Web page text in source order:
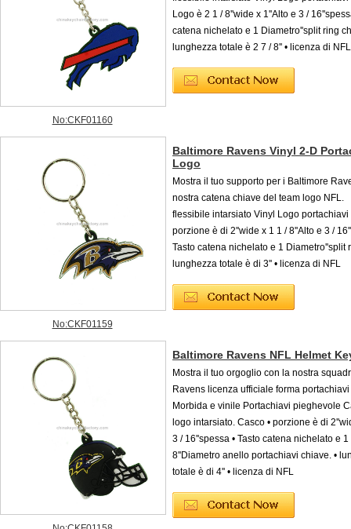
No:CKF01160
Logo è 2 1 / 8''wide x 1''Alto e 3 /
catena nichelato e 1 Diametro''split ring
lunghezza totale è 2 7 / 8'' • licenza di NFL
No:CKF01159
Baltimore Ravens Vinyl 2-D
Logo
Mostra il tuo supporto per i Baltimore
nostra catena chiave del team logo NFL.
flessibile intarsiato Vinyl Logo portachiavi
porzione è di 2''wide x 1 1 / 8''Alto e 3 /
Tasto catena nichelato e 1 Diametro''split
lunghezza totale è di 3'' • licenza di NFL
Baltimore Ravens NFL Helmet
Mostra il tuo orgoglio con la nostra
Ravens licenza ufficiale forma portachiavi
Morbida e vinile Portachiavi pieghevole
logo intarsiato. Casco • porzione è di
3 / 16''spessa • Tasto catena nichelato e 1
8''Diametro anello portachiavi chiave. •
totale è di 4'' • licenza di NFL